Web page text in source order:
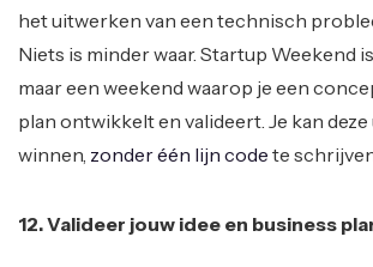
het uitwerken van een technisch
Niets is minder waar. Startup Weekend
maar een weekend waarop je een
plan ontwikkelt en valideert. Je kan
winnen, zonder één lijn code te
12. Valideer jouw idee en business